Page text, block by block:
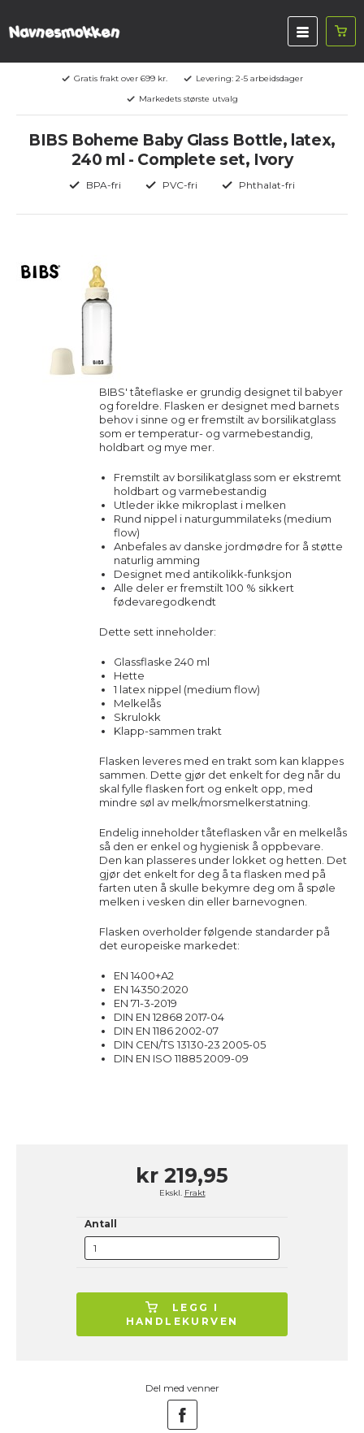
Gratis frakt over 699 kr.
Levering: 2-5 arbeidsdager
Markedets største utvalg
BIBS Boheme Baby Glass Bottle, latex,
240 ml - Complete set, Ivory
BPA-fri PVC-fri Phthalat-fri
BIBS' tåteflaske er grundig designet til babyer
og foreldre. Flasken er designet med barnets
behov i sinne og er fremstilt av borsilikatglass
som er temperatur- og varmebestandig,
holdbart og mye mer.
Fremstilt av borsilikatglass som er ekstremt
holdbart og varmebestandig
Utleder ikke mikroplast i melken
Rund nippel i naturgummilateks (medium
flow)
Anbefales av danske jordmødre for å støtte
naturlig amming
Designet med antikolikk-funksjon
Alle deler er fremstilt 100 % sikkert
fødevaregodkendt
Dette sett inneholder:
Glassflaske 240 ml
Hette
1 latex nippel (medium flow)
Melkelås
Skrulokk
Klapp-sammen trakt
Flasken leveres med en trakt som kan klappes
sammen. Dette gjør det enkelt for deg når du
skal fylle flasken fort og enkelt opp, med
mindre søl av melk/morsmelkerstatning.
Endelig inneholder tåteflasken vår en melkelås
så den er enkel og hygienisk å oppbevare.
Den kan plasseres under lokket og hetten. Det
gjør det enkelt for deg å ta flasken med på
farten uten å skulle bekymre deg om å spøle
melken i vesken din eller barnevognen.
Flasken overholder følgende standarder på
det europeiske markedet:
EN 1400+A2
EN 14350:2020
EN 71-3-2019
DIN EN 12868 2017-04
DIN EN 1186 2002-07
DIN CEN/TS 13130-23 2005-05
DIN EN ISO 11885 2009-09
kr 219,95
Ekskl. Frakt
Antall
LEGG I
HANDLEKURVEN
Del med venner